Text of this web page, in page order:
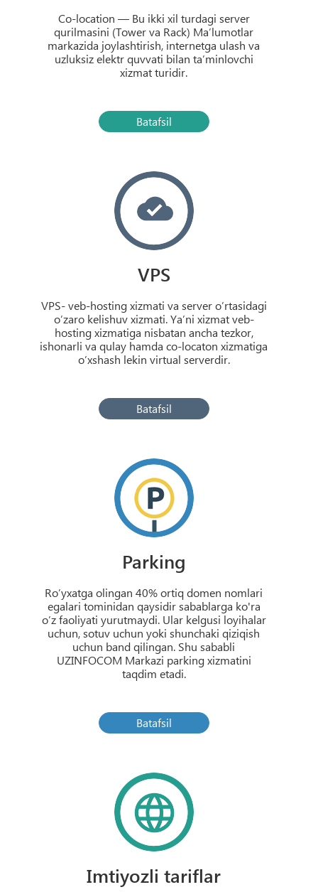
Co-location — Bu ikki xil turdagi server
qurilmasini (Tower va Rack) Ma’lumotlar
markazida joylashtirish, internetga ulash va
uzluksiz elektr quvvati bilan ta’minlovchi
xizmat turidir.
Batafsil
VPS
VPS- veb-hosting xizmati va server o’rtasidagi
o’zaro kelishuv xizmati. Ya’ni xizmat veb-
hosting xizmatiga nisbatan ancha tezkor,
ishonarli va qulay hamda co-locaton xizmatiga
o’xshash lekin virtual serverdir.
Batafsil
Parking
Ro’yxatga olingan 40% ortiq domen nomlari
egalari tominidan qaysidir sabablarga ko'ra
o’z faoliyati yurutmaydi. Ular kelgusi loyihalar
uchun, sotuv uchun yoki shunchaki qiziqish
uchun band qilingan. Shu sababli
UZINFOCOM Markazi parking xizmatini
taqdim etadi.
Batafsil
Imtiyozli tariflar